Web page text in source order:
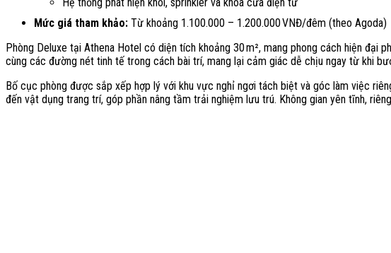
Mức giá tham khảo: Từ khoảng 1.100.000 – 1.200.000 VNĐ/đêm (theo Agoda)
Phòng Deluxe tại Athena Hotel có diện tích khoảng 30 m², mang phong cách hiện đại
cùng các đường nét tinh tế trong cách bài trí, mang lại cảm giác dễ chịu ngay từ khi
Bố cục phòng được sắp xếp hợp lý với khu vực nghỉ ngơi tách biệt và góc làm việc
đến vật dụng trang trí, góp phần nâng tầm trải nghiệm lưu trú. Không gian yên tĩnh,